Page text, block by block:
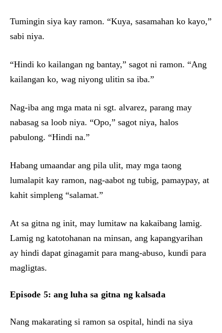
Tumingin siya kay ramon. “Kuya, sasamahan ko kayo,”
sabi niya.
“Hindi ko kailangan ng bantay,” sagot ni ramon. “Ang
kailangan ko, wag niyong ulitin sa iba.”
Nag-iba ang mga mata ni sgt. alvarez, parang may
nabasag sa loob niya. “Opo,” sagot niya, halos
pabulong. “Hindi na.”
Habang umaandar ang pila ulit, may mga taong
lumalapit kay ramon, nag-aabot ng tubig, pamaypay, at
kahit simpleng “salamat.”
At sa gitna ng init, may lumitaw na kakaibang lamig.
Lamig ng katotohanan na minsan, ang kapangyarihan
ay hindi dapat ginagamit para mang-abuso, kundi para
magligtas.
Episode 5: ang luha sa gitna ng kalsada
Nang makarating si ramon sa ospital, hindi na siya